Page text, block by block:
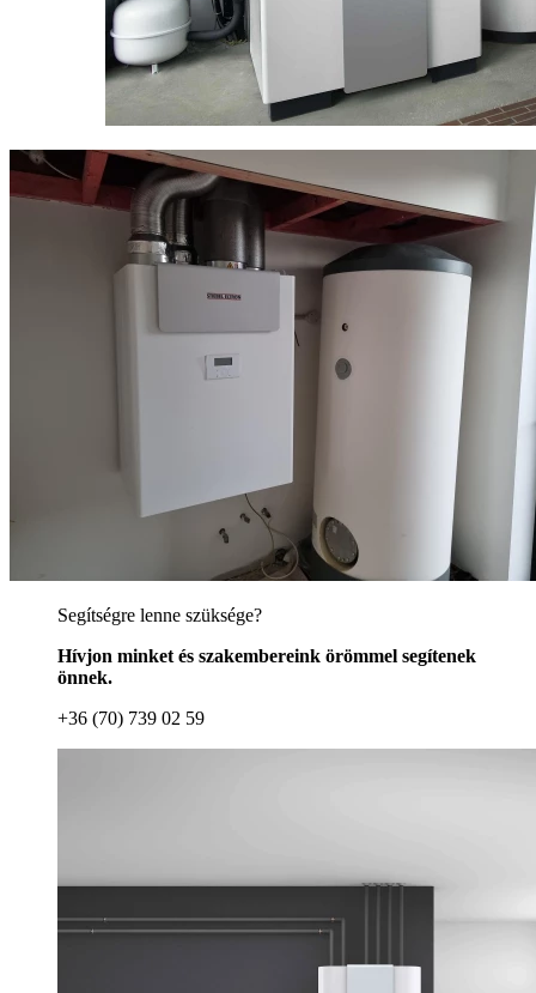
Segítségre lenne szüksége?
Hívjon minket és szakembereink örömmel segítenek
önnek.
+36 (70) 739 02 59